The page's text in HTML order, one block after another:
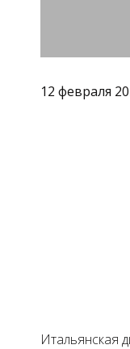
12 февраля
Итальянская